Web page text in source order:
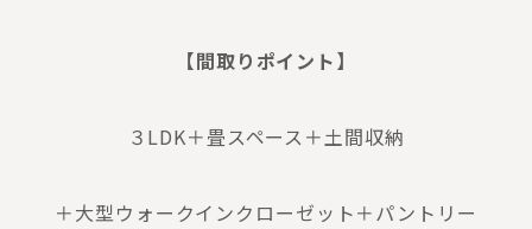
【間取りポイント】
３LDK＋畳スペース＋土間収納
＋大型ウォークインクローゼット＋パントリー